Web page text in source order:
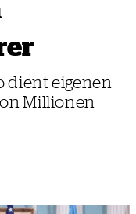
dient eigenen
Millionen